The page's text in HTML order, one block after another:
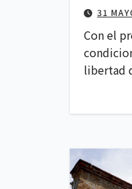
31
Con el
libertad